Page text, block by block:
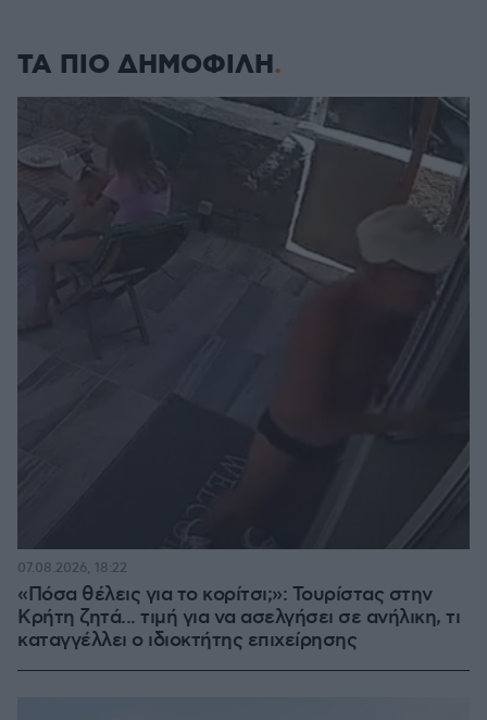
ΤΑ ΠΙΟ ΔΗΜΟΦΙΛΗ
«Πόσα θέλεις για το κορίτσι;»: Τουρίστας στην
Κρήτη ζητά... τιμή για να ασελγήσει σε ανήλικη, τι
καταγγέλλει ο ιδιοκτήτης επιχείρησης
07.08.2026, 18:22